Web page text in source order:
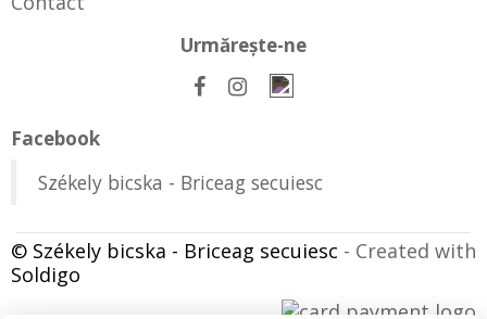
Urmăreşte-ne
Facebook
Székely bicska - Briceag secuiesc
© Székely bicska - Briceag secuiesc - Created with
Soldigo